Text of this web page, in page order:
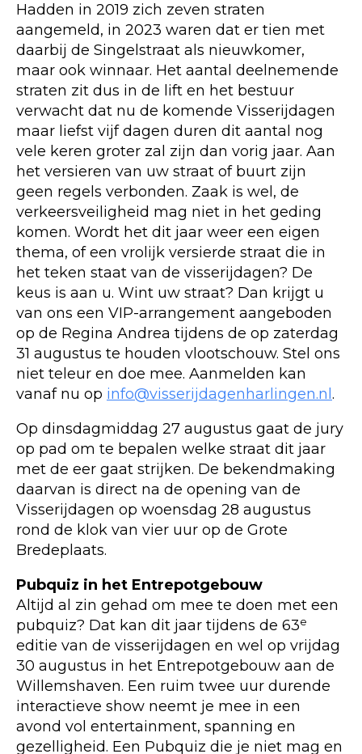
Hadden in 2019 zich zeven straten
aangemeld, in 2023 waren dat er tien met
daarbij de Singelstraat als nieuwkomer,
maar ook winnaar. Het aantal deelnemende
straten zit dus in de lift en het bestuur
verwacht dat nu de komende Visserijdagen
maar liefst vijf dagen duren dit aantal nog
vele keren groter zal zijn dan vorig jaar. Aan
het versieren van uw straat of buurt zijn
geen regels verbonden. Zaak is wel, de
verkeersveiligheid mag niet in het geding
komen. Wordt het dit jaar weer een eigen
thema, of een vrolijk versierde straat die in
het teken staat van de visserijdagen? De
keus is aan u. Wint uw straat? Dan krijgt u
van ons een VIP-arrangement aangeboden
op de Regina Andrea tijdens de op zaterdag
31 augustus te houden vlootschouw. Stel ons
niet teleur en doe mee. Aanmelden kan
vanaf nu op info@visserijdagenharlingen.nl .
Op dinsdagmiddag 27 augustus gaat de jury
op pad om te bepalen welke straat dit jaar
met de eer gaat strijken. De bekendmaking
daarvan is direct na de opening van de
Visserijdagen op woensdag 28 augustus
rond de klok van vier uur op de Grote
Bredeplaats.
Pubquiz in het Entrepotgebouw
Altijd al zin gehad om mee te doen met een
pubquiz? Dat kan dit jaar tijdens de 63e
editie van de visserijdagen en wel op vrijdag
30 augustus in het Entrepotgebouw aan de
Willemshaven. Een ruim twee uur durende
interactieve show neemt je mee in een
avond vol entertainment, spanning en
gezelligheid. Een Pubquiz die je niet mag en